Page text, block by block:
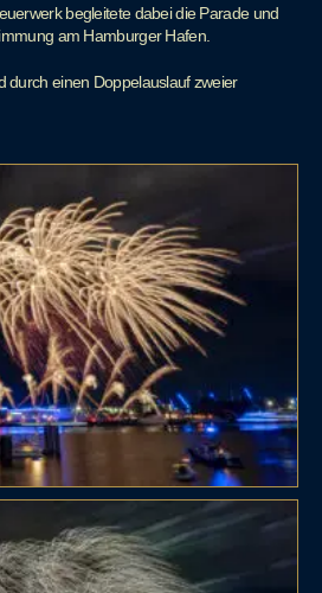
begleitete dabei die Parade und
am Hamburger Hafen.
durch einen Doppelauslauf zweier